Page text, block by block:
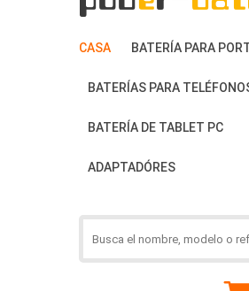
CASA BATERÍA PARA
BATERÍAS PARA
BATERÍA DE TABLET PC
ADAPTADÓRES